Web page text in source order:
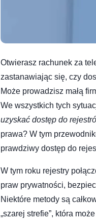
Otwierasz rachunek za
zastanawiając się, czy
Może prowadzisz małą
We wszystkich tych
uzyskać dostęp do
prawa? W tym
prawdziwy dostęp do
W tym roku rejestry
praw prywatności,
Niektóre metody są
„szarej strefie”, która